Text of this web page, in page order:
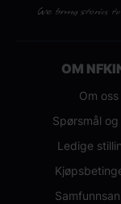
OM
Om oss
Spørsmål
Ledige